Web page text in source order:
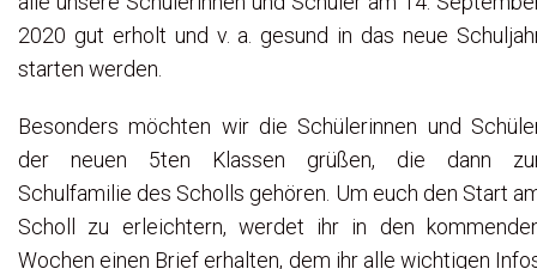
2020 gut erholt und v. a. gesund in das neue
starten werden.
Besonders möchten wir die Schülerinnen und
der neuen 5ten Klassen grüßen, die dann
Schulfamilie des Scholls gehören. Um euch den Start
Scholl zu erleichtern, werdet ihr in den
Wochen einen Brief erhalten, dem ihr alle wichtigen